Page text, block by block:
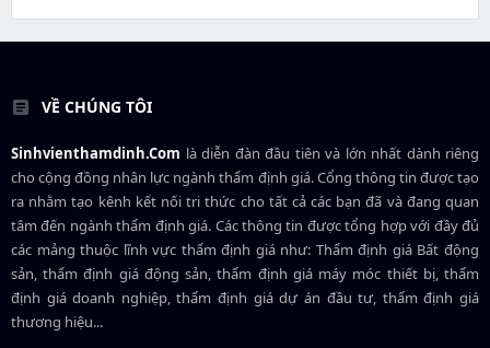
VỀ CHÚNG TÔI
Sinhvienthamdinh.Com là diễn đàn đầu tiên và lớn nhất dành riêng
cho cộng đồng nhân lực ngànhthẩm định giá. Cổng thông tin được tạo
ra nhằm tạo kênh kết nối tri thức cho tất cả các bạn đã và đang quan
tâm đến ngành thẩm định giá. Các thông tin được tổng hợp với đầy đủ
các mảng thuộc lĩnh vực thẩm định giá như: Thẩm định giá Bất động
sản, thẩm định giá động sản, thẩm định giá máy móc thiết bị, thẩm
định giá doanh nghiệp, thẩm định giá dự án đầu tư, thẩm định giá
thương hiệu...